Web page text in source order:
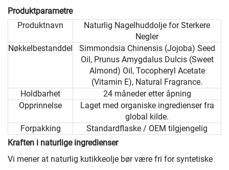
Produktparametre
Produktnavn
Naturlig Nagelhuddolje for Sterkere
Negler
Nøkkelbestanddel
Simmondsia Chinensis (Jojoba) Seed
Oil, Prunus Amygdalus Dulcis (Sweet
Almond) Oil, Tocopheryl Acetate
(Vitamin E), Natural Fragrance.
Holdbarhet
24 måneder etter åpning
Opprinnelse
Laget med organiske ingredienser fra
global kilde.
Forpakking
Standardflaske / OEM tilgjengelig
Kraften i naturlige ingredienser
Vi mener at naturlig kutikkeolje bør være fri for syntetiske